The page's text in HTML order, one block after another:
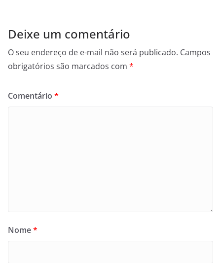
Deixe um comentário
O seu endereço de e-mail não será publicado. Campos
obrigatórios são marcados com *
Comentário *
Nome*